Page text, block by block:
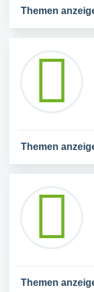
Themen
Themen
Themen